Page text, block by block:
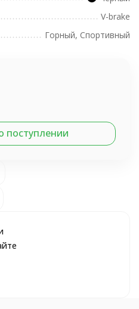
V-brake
Горный, Спортивный
поступлении